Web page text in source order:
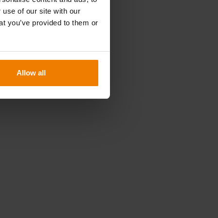
of our site with our
you’ve provided to them or
Allow all